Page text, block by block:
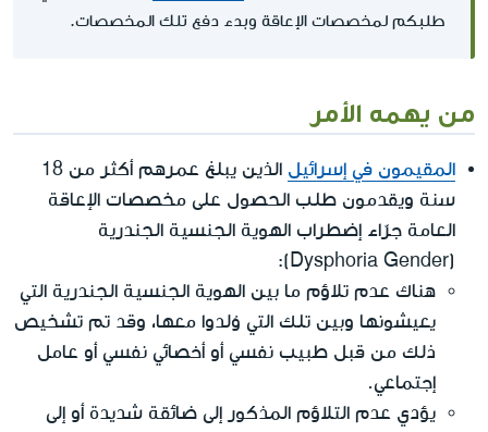
طلبكم لمخصصات الإعاقة وبدء دفع تلك المخصصات.
من يهمه الأمر
المقيمون في إسرائيل
الذين يبلغ عمرهم أكثر من 18
سنة ويقدمون طلب الحصول على مخصصات الإعاقة
العامة جرّاء إضطراب الهوية الجنسية الجندرية
(Dysphoria Gender):
هناك عدم تلاؤم ما بين الهوية الجنسية الجندرية التي
يعيشونها وبين تلك التي وُلدوا معها، وقد تم تشخيص
ذلك من قبل طبيب نفسي أو أخصائي نفسي أو عامل
إجتماعي.
يؤدي عدم التلاؤم المذكور إلى ضائقة شديدة أو إلى